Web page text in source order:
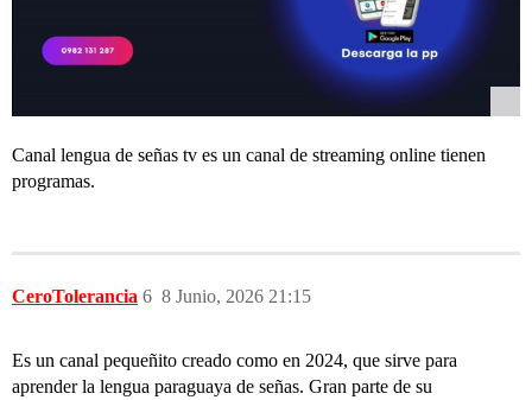
Canal lengua de señas tv es un canal de streaming online tienen
programas.
CeroTolerancia 8 Junio, 2026 21:15
6
Es un canal pequeñito creado como en 2024, que sirve para
aprender la lengua paraguaya de señas. Gran parte de su